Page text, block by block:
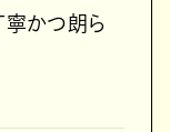
寧かつ朗ら